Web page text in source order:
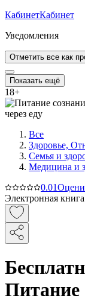
КабинетКабинет
Уведомления
Отметить все как
Показать ещё
18+
Все
Здоровье,
Семья и
Медицина и
0.01
Электронная книга
Питание